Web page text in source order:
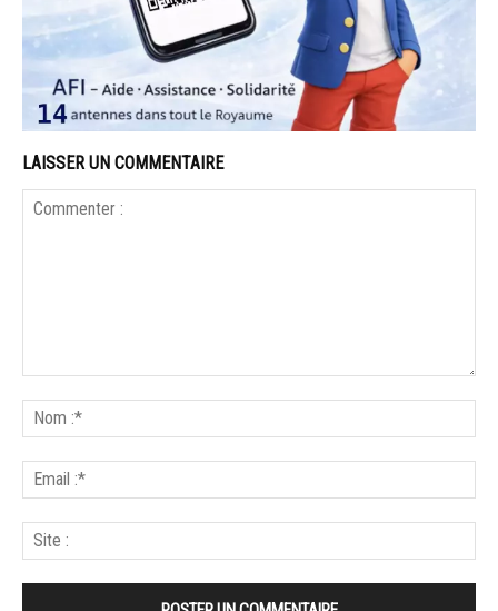
LAISSER UN COMMENTAIRE